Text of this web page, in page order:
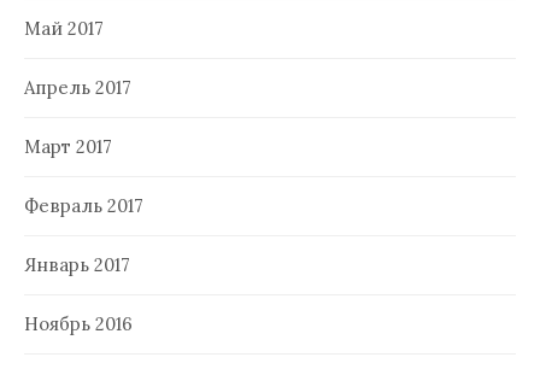
Май 2017
Апрель 2017
Март 2017
Февраль 2017
Январь 2017
Ноябрь 2016